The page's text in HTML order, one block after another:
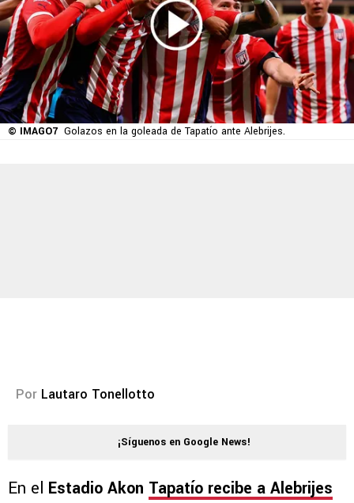
© IMAGO7 Golazos en la goleada de Tapatío ante Alebrijes.
Por Lautaro Tonellotto
¡Síguenos en Google News!
En el Estadio Akon Tapatío recibe a Alebrijes